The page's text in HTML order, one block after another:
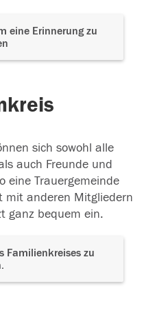
eine Erinnerung zu
sich sowohl alle
auch Freunde und
eine Trauergemeinde
mit anderen Mitgliedern
ganz bequem ein.
Familienkreises zu